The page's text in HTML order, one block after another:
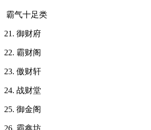
霸气十足类
21. 御财府
22. 霸财阁
23. 傲财轩
24. 战财堂
25. 御金阁
26. 霸鑫坊